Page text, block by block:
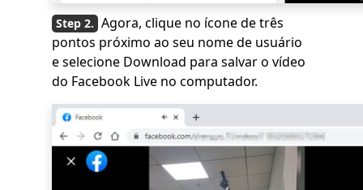
Agora, clique no ícone de três
pontos próximo ao seu nome de usuário
e selecione Download para salvar o vídeo
do Facebook Live no computador.